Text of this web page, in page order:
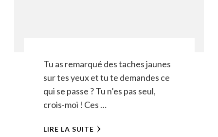
Tu as remarqué des taches jaunes
sur tes yeux et tu te demandes ce
qui se passe ? Tu n’es pas seul,
crois-moi ! Ces …
LIRE LA SUITE